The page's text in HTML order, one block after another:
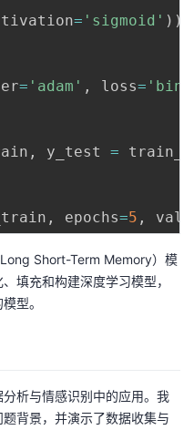
= 'sigmoid' ) )
= 'adam' , loss=
, y_test =
, epochs=5 ,
Short-Term Memory）模
填充和构建深度学习模型，
型。
析与情感识别中的应用。我
背景，并演示了数据收集与